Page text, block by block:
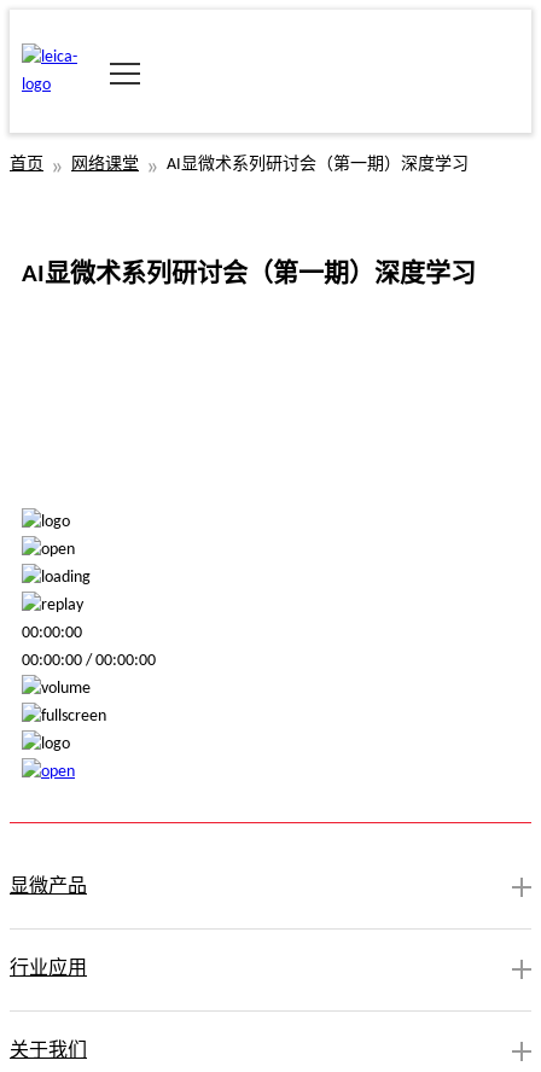
首页 网络课堂 AI显微术系列研讨会（第一期）深度学习
AI显微术系列研讨会（第一期）深度学习
00:00:00
00:00:00 / 00:00:00
显微产品
行业应用
关于我们